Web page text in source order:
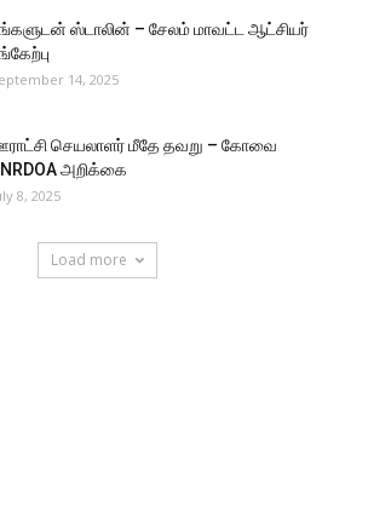
ஸ்டாலின் – சேலம் மாவட்ட ஆட்சியர்
14, 2025
செயலாளர் மீதே தவறு – கோவை
அறிக்கை
8, 2025
Load more